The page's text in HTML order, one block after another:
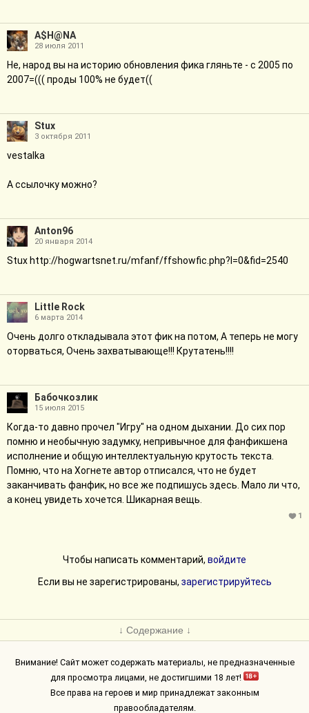
A$H@NA
28 июля 2011
Не, народ вы на историю обновления фика гляньте - с 2005 по
2007=((( проды 100% не будет((
Stux
3 октября 2011
vestalka
А ссылочку можно?
Anton96
20 января 2014
Stux http://hogwartsnet.ru/mfanf/ffshowfic.php?l=0&fid=2540
Little Rock
6 марта 2014
Очень долго откладывала этот фик на потом, А теперь не могу
оторваться, Очень захватывающе!!! Крутатень!!!!
Бабочкозлик
15 июля 2015
Когда-то давно прочел "Игру" на одном дыхании. До сих пор
помню и необычную задумку, непривычное для фанфикшена
исполнение и общую интеллектуальную крутость текста.
Помню, что на Хогнете автор отписался, что не будет
заканчивать фанфик, но все же подпишусь здесь. Мало ли что,
а конец увидеть хочется. Шикарная вещь.
1
Чтобы написать комментарий, войдите
Если вы не зарегистрированы, зарегистрируйтесь
↓ Содержание ↓
Внимание! Сайт может содержать материалы, не предназначенные
для просмотра лицами, не достигшими 18 лет!
Все права на героев и мир принадлежат законным
правообладателям.